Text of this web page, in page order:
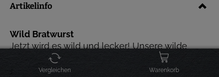
Artikelinfo
Wild Bratwurst
Jetzt wird es wild und lecker! Unsere wilde
Wurst kommt im 5er Pack daher und eine Wurst
des 5er Packs wiegt ca. 120g - eine perfekte
Vergleichen Warenkorb